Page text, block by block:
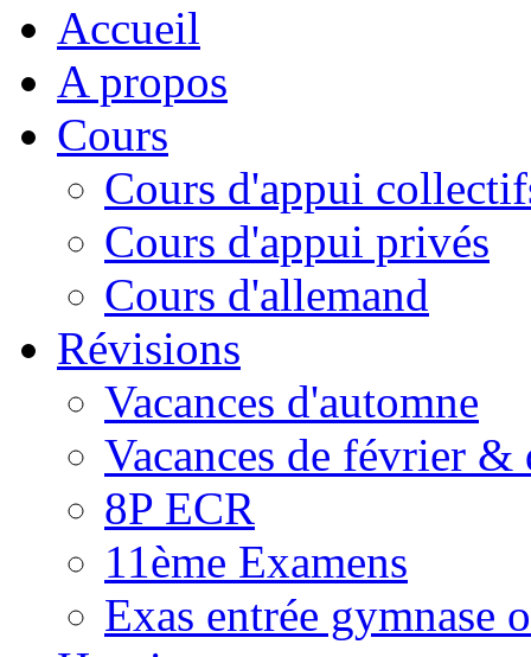
Accueil
A propos
Cours
Cours d'appui
Cours d'appui privés
Cours d'allemand
Révisions
Vacances d'automne
Vacances de février &
8P ECR
11ème Examens
Exas entrée gymnase